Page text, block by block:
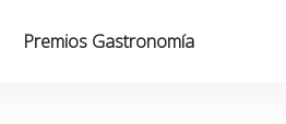
Premios Gastronomía